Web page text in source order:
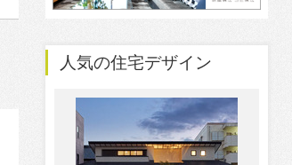
人気の住宅デザイン